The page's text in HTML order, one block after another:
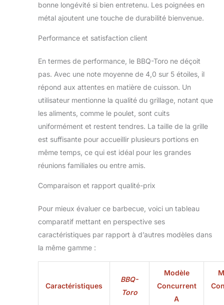
les accessoires de
barbecue, tels que
couverts et le
économiser de
l'espace, vous
tablette avant.
Mobile : grâce aux
roues montées, le
chariot de barbecue
peut être rangé en
un tour de main
pour économiser de
l'espace. Les 2
permettent un
bonne longévité si bien entretenu. Les poignées en
métal ajoutent une touche de durabilité bienvenue.
Performance et satisfaction client
En termes de performance, le BBQ-Toro ne déçoit
pas. Avec une note moyenne de 4,0 sur 5 étoiles, il
répond aux attentes en matière de cuisson. Un
utilisateur mentionne la qualité du grillage, notant que
les aliments, comme le poulet, sont cuits
uniformément et restent tendres. La taille de la grille
est suffisante pour accueillir plusieurs portions en
même temps, ce qui est idéal pour les grandes
réunions familiales ou entre amis.
Comparaison et rapport qualité-prix
Pour mieux évaluer ce barbecue, voici un tableau
comparatif mettant en perspective ses
caractéristiques par rapport à d’autres modèles dans
la même gamme :
Caractéristiques
BBQ-
Toro
Modèle
Concurrent
A